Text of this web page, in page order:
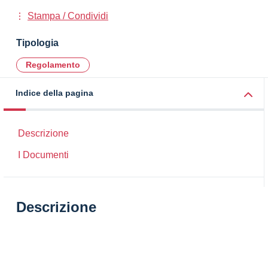
Stampa / Condividi
Tipologia
Regolamento
Indice della pagina
Descrizione
I Documenti
Descrizione